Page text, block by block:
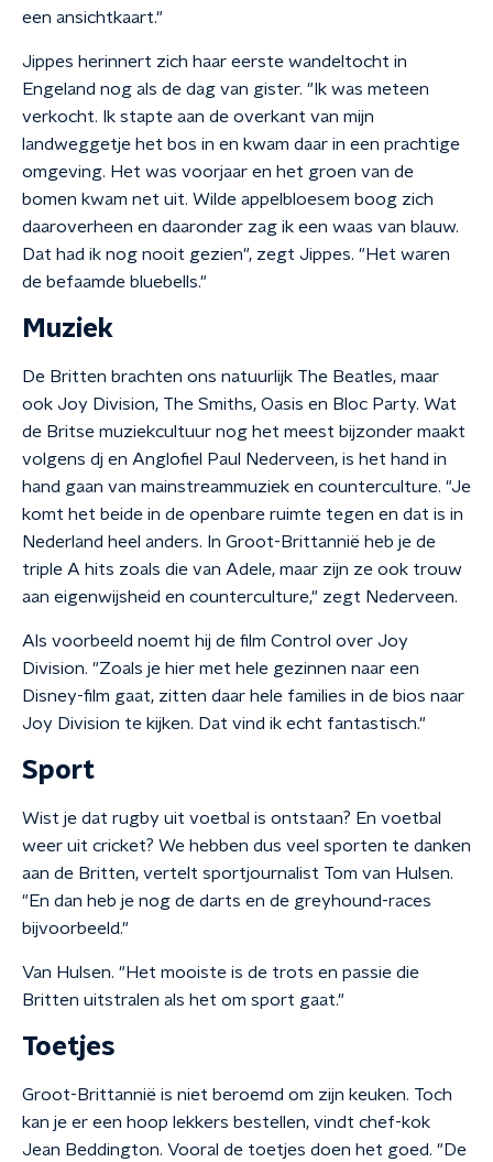
een ansichtkaart."
Jippes herinnert zich haar eerste wandeltocht in
Engeland nog als de dag van gister. "Ik was meteen
verkocht. Ik stapte aan de overkant van mijn
landweggetje het bos in en kwam daar in een prachtige
omgeving. Het was voorjaar en het groen van de
bomen kwam net uit. Wilde appelbloesem boog zich
daaroverheen en daaronder zag ik een waas van blauw.
Dat had ik nog nooit gezien", zegt Jippes. "Het waren
de befaamde bluebells."
Muziek
De Britten brachten ons natuurlijk The Beatles, maar
ook Joy Division, The Smiths, Oasis en Bloc Party. Wat
de Britse muziekcultuur nog het meest bijzonder maakt
volgens dj en Anglofiel Paul Nederveen, is het hand in
hand gaan van mainstreammuziek en counterculture. "Je
komt het beide in de openbare ruimte tegen en dat is in
Nederland heel anders. In Groot-Brittannië heb je de
triple A hits zoals die van Adele, maar zijn ze ook trouw
aan eigenwijsheid en counterculture," zegt Nederveen.
Als voorbeeld noemt hij de film Control over Joy
Division. "Zoals je hier met hele gezinnen naar een
Disney-film gaat, zitten daar hele families in de bios naar
Joy Division te kijken. Dat vind ik echt fantastisch."
Sport
Wist je dat rugby uit voetbal is ontstaan? En voetbal
weer uit cricket? We hebben dus veel sporten te danken
aan de Britten, vertelt sportjournalist Tom van Hulsen.
"En dan heb je nog de darts en de greyhound-races
bijvoorbeeld."
Van Hulsen. "Het mooiste is de trots en passie die
Britten uitstralen als het om sport gaat."
Toetjes
Groot-Brittannië is niet beroemd om zijn keuken. Toch
kan je er een hoop lekkers bestellen, vindt chef-kok
Jean Beddington. Vooral de toetjes doen het goed. "De